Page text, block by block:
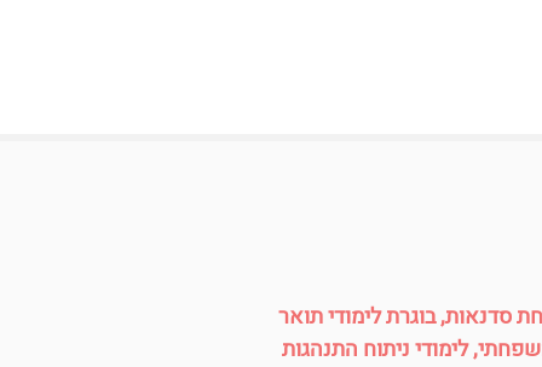
סדנאות, בוגרת לימודי תואר
לימודי ניתוח התנהגות